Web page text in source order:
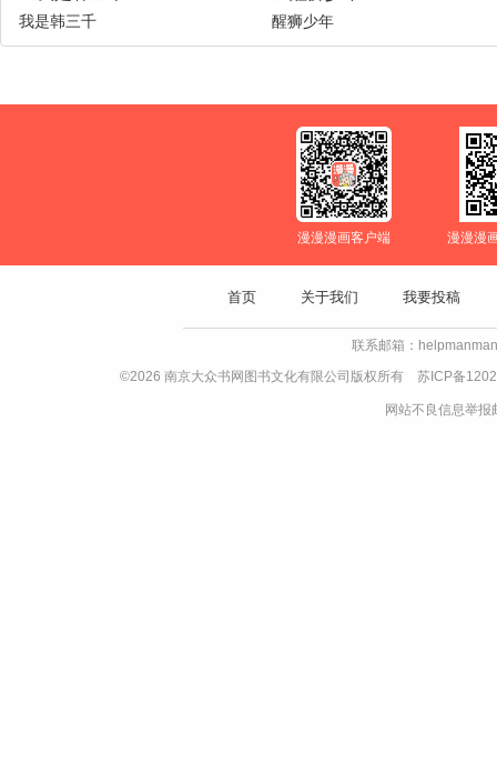
我是韩三千 醒狮少年
漫漫漫画客户端 漫漫漫
首页 关于我们 我要投稿
联系邮箱：
©2026 南京大众书网图书文化有限公司版权所有 苏ICP备
网站不良信息举